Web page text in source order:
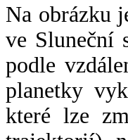
Na obrázku
ve Sluneční
podle
planetky
které lze